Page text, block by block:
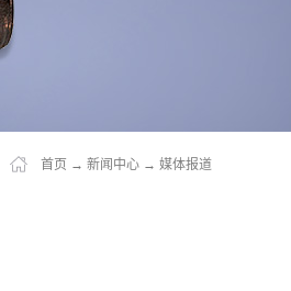
首页 → 新闻中心 → 媒体报道